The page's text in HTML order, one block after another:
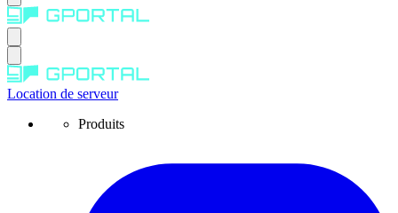
Location de serveur
Produits